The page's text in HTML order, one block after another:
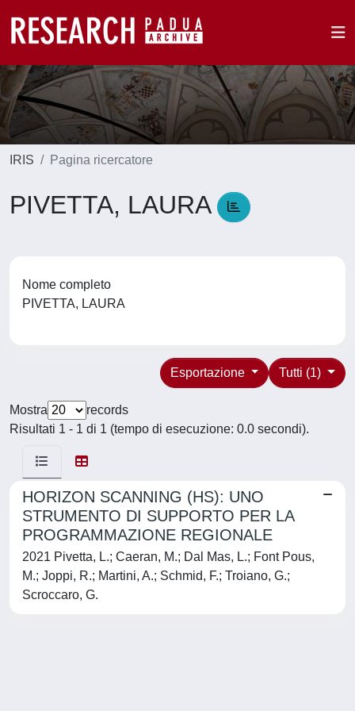
IRIS Pagina ricercatore
PIVETTA, LAURA
Nome completo
PIVETTA, LAURA
Tutti (1)
Esportazione
Mostra
records
Risultati 1 - 1 di 1 (tempo di esecuzione: 0.0 secondi).
HORIZON SCANNING (HS): UNO
STRUMENTO DI SUPPORTO PER LA
PROGRAMMAZIONE REGIONALE
2021 Pivetta, L.; Caeran, M.; Dal Mas, L.; Font Pous,
M.; Joppi, R.; Martini, A.; Schmid, F.; Troiano, G.;
Scroccaro, G.